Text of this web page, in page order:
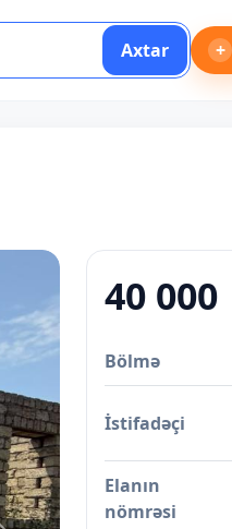
Axtar +
40 000
Bölmə
İstifadəçi
Elanın
nömrəsi